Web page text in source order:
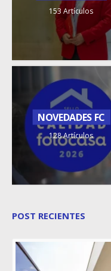
153 Artículos
NOVEDADES FC
128 Artículos
POST RECIENTES